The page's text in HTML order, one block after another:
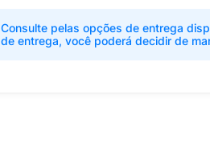
Consulte pelas opções de entrega
de entrega, você poderá decidir de